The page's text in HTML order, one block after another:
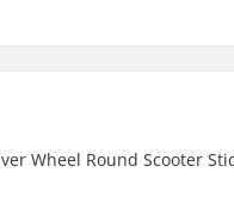
Wheel Round Scooter